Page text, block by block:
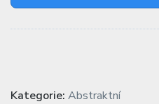
Kategorie: Abstraktní